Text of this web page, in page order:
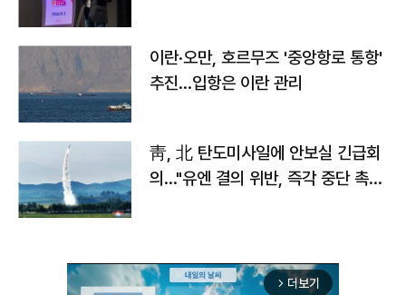
이란·오만, 호르무즈 '중앙항로 통항'
추진…입항은 이란 관리
靑, 北 탄도미사일에 안보실 긴급회
의…"유엔 결의 위반, 즉각 중단 촉
arrow_forward_ios 더보기